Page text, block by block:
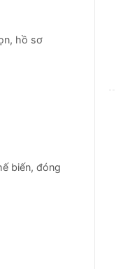
hồ sơ
biến, đóng